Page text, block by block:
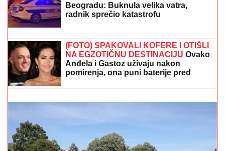
Beogradu: Buknula velika vatra,
radnik sprečio katastrofu